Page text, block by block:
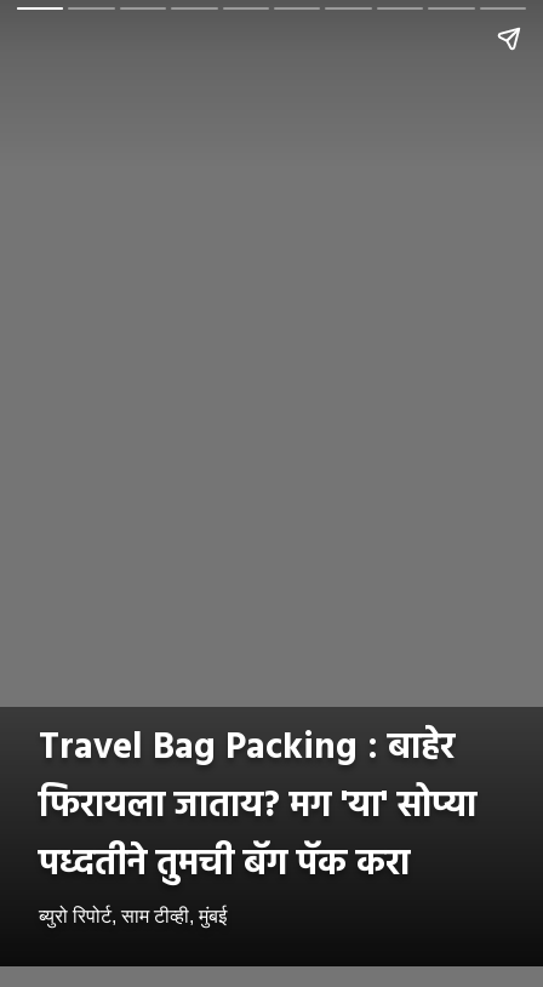
Travel Bag Packing : बाहेर
फिरायला जाताय? मग 'या' सोप्या
पध्दतीने तुमची बॅग पॅक करा
ब्युरो रिपोर्ट, साम टीव्ही, मुंबई